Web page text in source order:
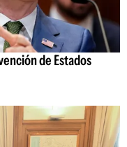
de Estados